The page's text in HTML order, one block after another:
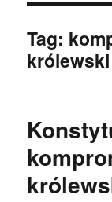
Tag:
królewski